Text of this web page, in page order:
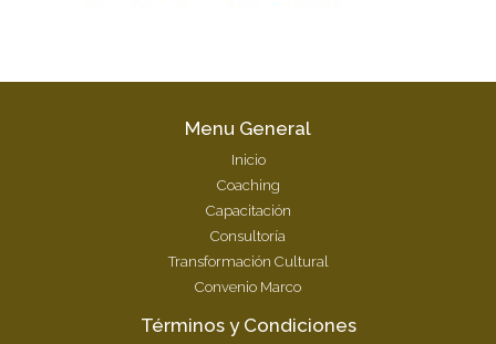
Menu General
Inicio
Coaching
Capacitación
Consultoría
Transformación Cultural
Convenio Marco
Términos y Condiciones